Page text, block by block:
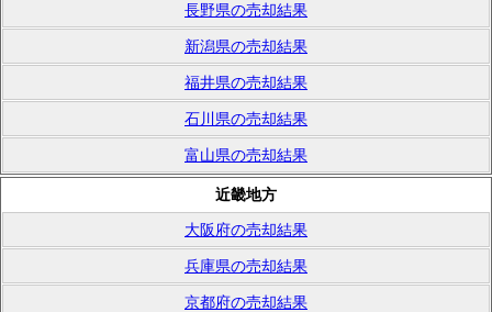
長野県の売却結果
新潟県の売却結果
福井県の売却結果
石川県の売却結果
富山県の売却結果
近畿地方
大阪府の売却結果
兵庫県の売却結果
京都府の売却結果